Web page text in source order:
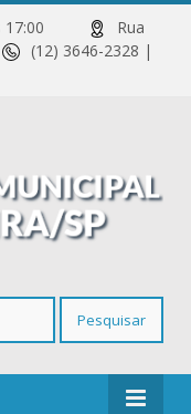
às 17:00
Rua
(12) 3646-2328 |